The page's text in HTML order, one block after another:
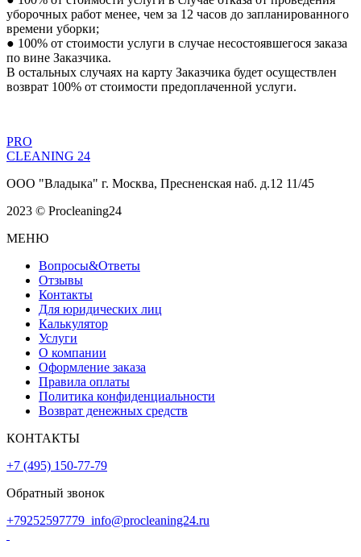
уборочных работ менее, чем за 12 часов до запланированного
времени уборки;
● 100% от стоимости услуги в случае несостоявшегося заказа
по вине Заказчика.
В остальных случаях на карту Заказчика будет осуществлен
возврат 100% от стоимости предоплаченной услуги.
PRO
CLEANING 24
ООО "Владыка" г. Москва, Пресненская наб. д.12 11/45
2023 © Procleaning24
МЕНЮ
Вопросы&Ответы
Отзывы
Контакты
Для юридических лиц
Калькулятор
Услуги
О компании
Оформление заказа
Правила оплаты
Политика конфиденциальности
Возврат денежных средств
КОНТАКТЫ
+7 (495) 150-77-79
Обратный звонок
+79252597779 info@procleaning24.ru